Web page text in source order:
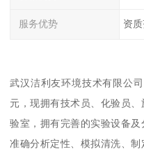
服务优势 资
武汉洁利友环境技术有限公
元，现拥有技术员、化验员
验室，拥有完善的实验设备
准确分析定性、模拟清洗、